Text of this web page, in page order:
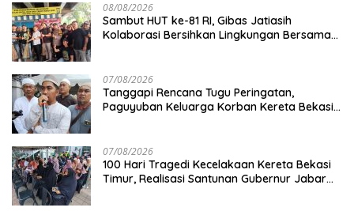
08/08/2026
Sambut HUT ke-81 RI, Gibas Jatiasih
Kolaborasi Bersihkan Lingkungan Bersama
07/08/2026
Tanggapi Rencana Tugu Peringatan,
Paguyuban Keluarga Korban Kereta Bekasi
07/08/2026
100 Hari Tragedi Kecelakaan Kereta Bekasi
Timur, Realisasi Santunan Gubernur Jabar